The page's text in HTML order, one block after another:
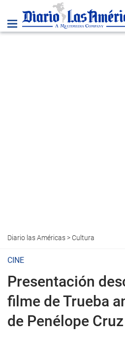
Diario las Américas> Cultura
CINE
Presentación
filme de Trueba
de Penélope Cruz